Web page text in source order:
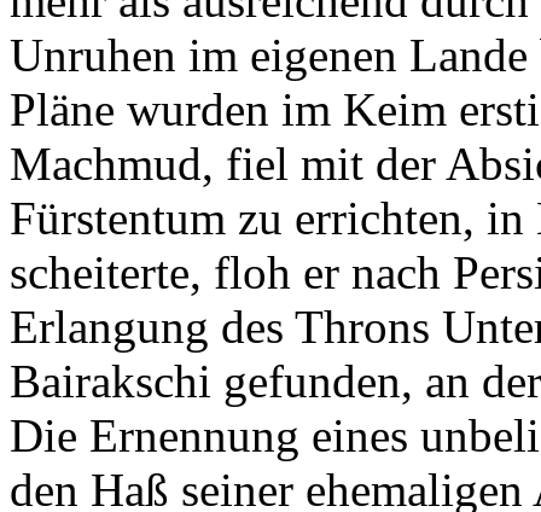
Unruhen im eigenen
Pläne wurden im Keim
Machmud, fiel mit der
Fürstentum zu errichten, in
scheiterte, floh er nach
Erlangung des Throns
Bairakschi gefunden, an
Die Ernennung eines
den Haß seiner